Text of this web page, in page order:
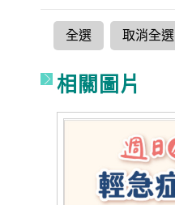
全選 取消全選
相關圖片